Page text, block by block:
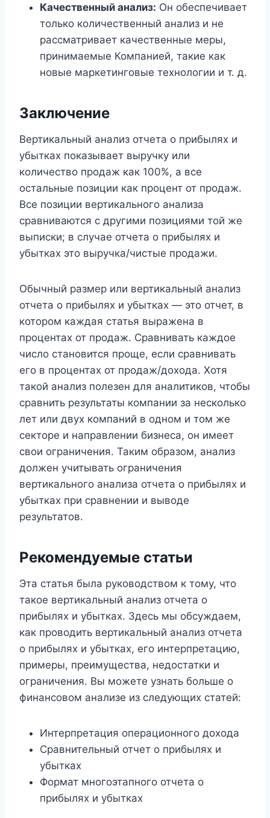
Качественный анализ: Он обеспечивает
только количественный анализ и не
рассматривает качественные меры,
принимаемые Компанией, такие как
новые маркетинговые технологии и т. д.
Заключение
Вертикальный анализ отчета о прибылях и
убытках показывает выручку или
количество продаж как 100%, а все
остальные позиции как процент от продаж.
Все позиции вертикального анализа
сравниваются с другими позициями той же
выписки; в случае отчета о прибылях и
убытках это выручка/чистые продажи.
Обычный размер или вертикальный анализ
отчета о прибылях и убытках — это отчет, в
котором каждая статья выражена в
процентах от продаж. Сравнивать каждое
число становится проще, если сравнивать
его в процентах от продаж/дохода. Хотя
такой анализ полезен для аналитиков, чтобы
сравнить результаты компании за несколько
лет или двух компаний в одном и том же
секторе и направлении бизнеса, он имеет
свои ограничения. Таким образом, анализ
должен учитывать ограничения
вертикального анализа отчета о прибылях и
убытках при сравнении и выводе
результатов.
Рекомендуемые статьи
Эта статья была руководством к тому, что
такое вертикальный анализ отчета о
прибылях и убытках. Здесь мы обсуждаем,
как проводить вертикальный анализ отчета
о прибылях и убытках, его интерпретацию,
примеры, преимущества, недостатки и
ограничения. Вы можете узнать больше о
финансовом анализе из следующих статей:
Интерпретация операционного дохода
Сравнительный отчет о прибылях и
убытках
Формат многоэтапного отчета о
прибылях и убытках